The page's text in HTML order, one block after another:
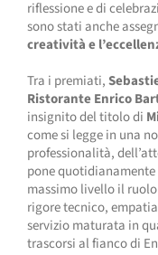
riflessione e di
sono stati anche
creatività e
Tra i premiati,
Ristorante Enrico
insignito del titolo di
come si legge in una
professionalità,
pone
massimo livello il
rigore tecnico,
servizio maturata in
trascorsi al fianco di